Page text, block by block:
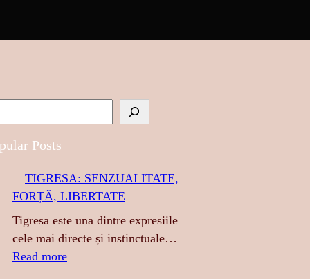
Posts
TIGRESA: SENZUALITATE,
FORȚĂ, LIBERTATE
Tigresa este una dintre expresiile
cele mai directe și instinctuale…
Read more: